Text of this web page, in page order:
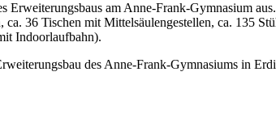
am Anne-Frank-Gymnasium
36 Tischen mit Mittelsäulengestellen, ca. 135
Indoorlaufbahn).
des Anne-Frank-Gymnasiums in